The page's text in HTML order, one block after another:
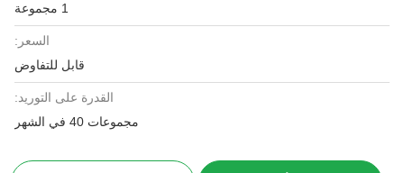
1 مجموعة
السعر:
قابل للتفاوض
القدرة على التوريد:
مجموعات 40 في الشهر